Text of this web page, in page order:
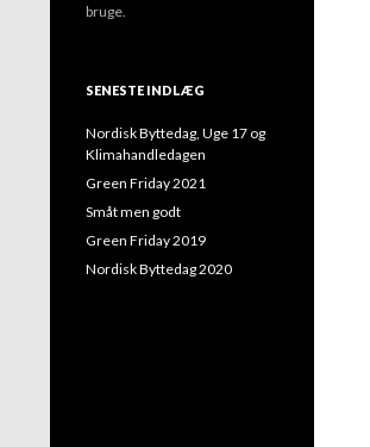
bruge.
SENESTE INDLÆG
Nordisk Byttedag, Uge 17 og
Klimahandledagen
Green Friday 2021
Småt men godt
Green Friday 2019
Nordisk Byttedag 2020